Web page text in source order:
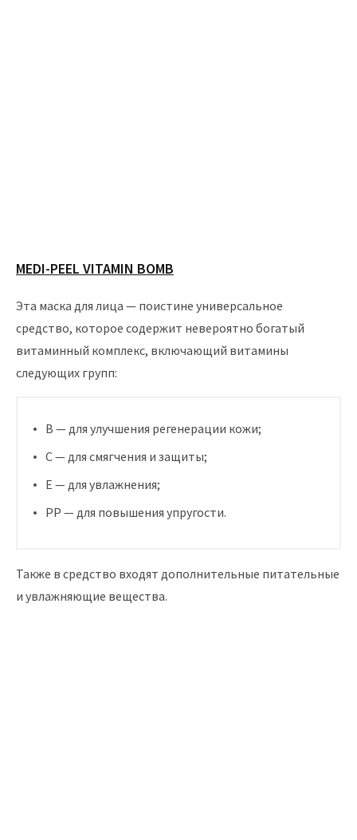
MEDI-PEEL VITAMIN BOMB
Эта маска для лица — поистине универсальное
средство, которое содержит невероятно богатый
витаминный комплекс, включающий витамины
следующих групп:
В — для улучшения регенерации кожи;
С — для смягчения и защиты;
Е — для увлажнения;
РР — для повышения упругости.
Также в средство входят дополнительные питательные
и увлажняющие вещества.